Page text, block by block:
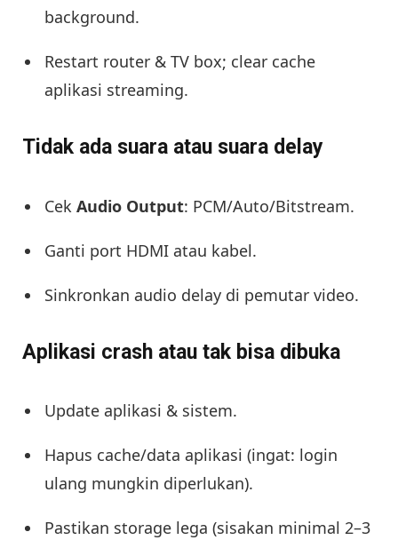
background.
Restart router & TV box; clear cache
aplikasi streaming.
Tidak ada suara atau suara delay
Cek Audio Output: PCM/Auto/Bitstream.
Ganti port HDMI atau kabel.
Sinkronkan audio delay di pemutar video.
Aplikasi crash atau tak bisa dibuka
Update aplikasi & sistem.
Hapus cache/data aplikasi (ingat: login
ulang mungkin diperlukan).
Pastikan storage lega (sisakan minimal 2–3